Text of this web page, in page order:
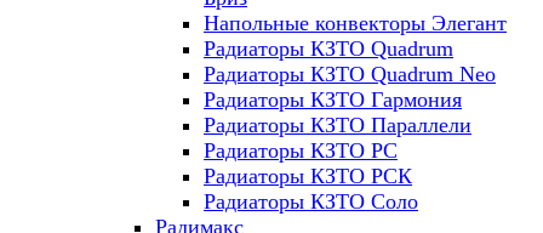
Напольные конвекторы Элегант
Радиаторы КЗТО Quadrum
Радиаторы КЗТО Quadrum Neo
Радиаторы КЗТО Гармония
Радиаторы КЗТО Параллели
Радиаторы КЗТО РС
Радиаторы КЗТО РСК
Радиаторы КЗТО Соло
Радимакс